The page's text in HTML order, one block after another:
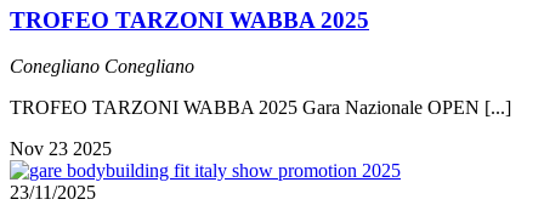
TROFEO TARZONI WABBA 2025
Conegliano Conegliano
TROFEO TARZONI WABBA 2025 Gara Nazionale OPEN [...]
Nov 23 2025
23/11/2025